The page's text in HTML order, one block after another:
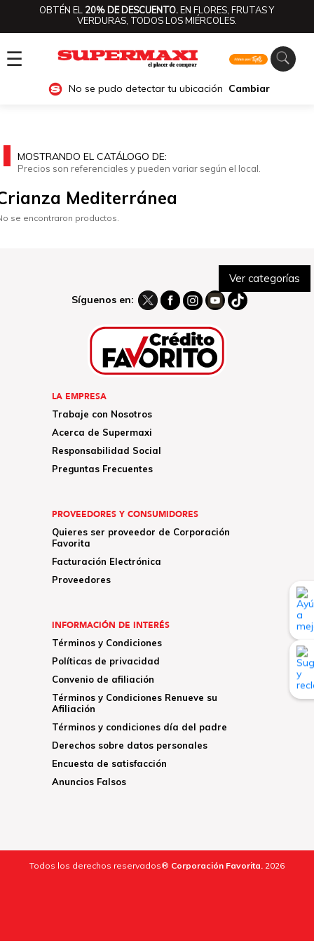
OBTÉN EL 20% DE DESCUENTO.EN FLORES, FRUTAS Y
VERDURAS, TODOS LOS MIÉRCOLES.
☰
No se pudo detectar tu ubicación Cambiar
Ver categorías
MOSTRANDO EL CATÁLOGO DE:
Precios son referenciales y pueden variar según el local.
Mediterránea
se encontraron productos.
Síguenos en:
LA EMPRESA
Trabaje con Nosotros
Acerca de Supermaxi
Responsabilidad Social
Preguntas Frecuentes
PROVEEDORES Y CONSUMIDORES
Quieres ser proveedor de Corporación
Favorita
Facturación Electrónica
Proveedores
INFORMACIÓN DE INTERÉS
Términos y Condiciones
Políticas de privacidad
Convenio de afiliación
Términos y Condiciones Renueve su
Afiliación
Términos y condiciones día del padre
Derechos sobre datos personales
Encuesta de satisfacción
Anuncios Falsos
Todos los derechos reservados® Corporación Favorita. 2026